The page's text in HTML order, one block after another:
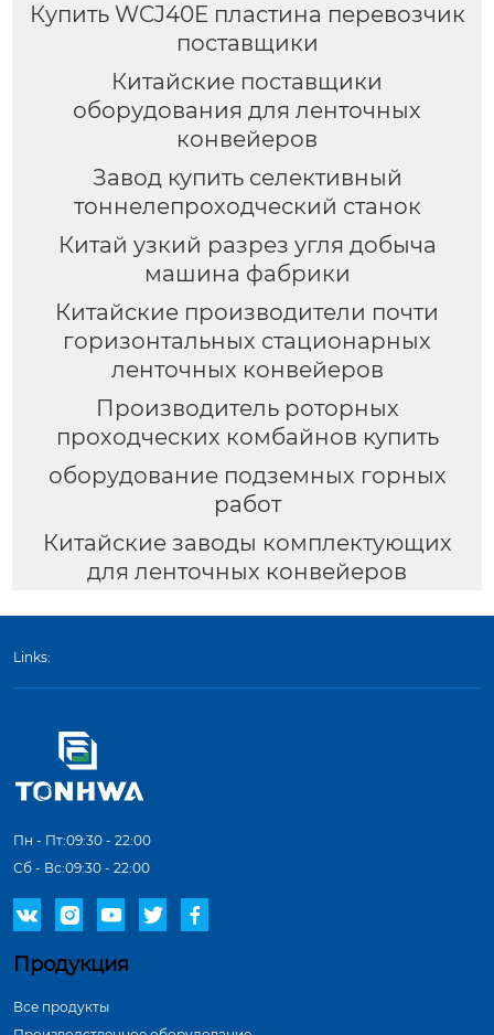
Купить WCJ40E пластина перевозчик
поставщики
Китайские поставщики
оборудования для ленточных
конвейеров
Завод купить селективный
тоннелепроходческий станок
Китай узкий разрез угля добыча
машина фабрики
Китайские производители почти
горизонтальных стационарных
ленточных конвейеров
Производитель роторных
проходческих комбайнов купить
оборудование подземных горных
работ
Китайские заводы комплектующих
для ленточных конвейеров
Links:
Пн - Пт:09:30 - 22:00
Сб - Вс:09:30 - 22:00
    
Продукция
Все продукты